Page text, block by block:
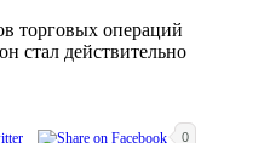
торговых операций
стал действительно
0